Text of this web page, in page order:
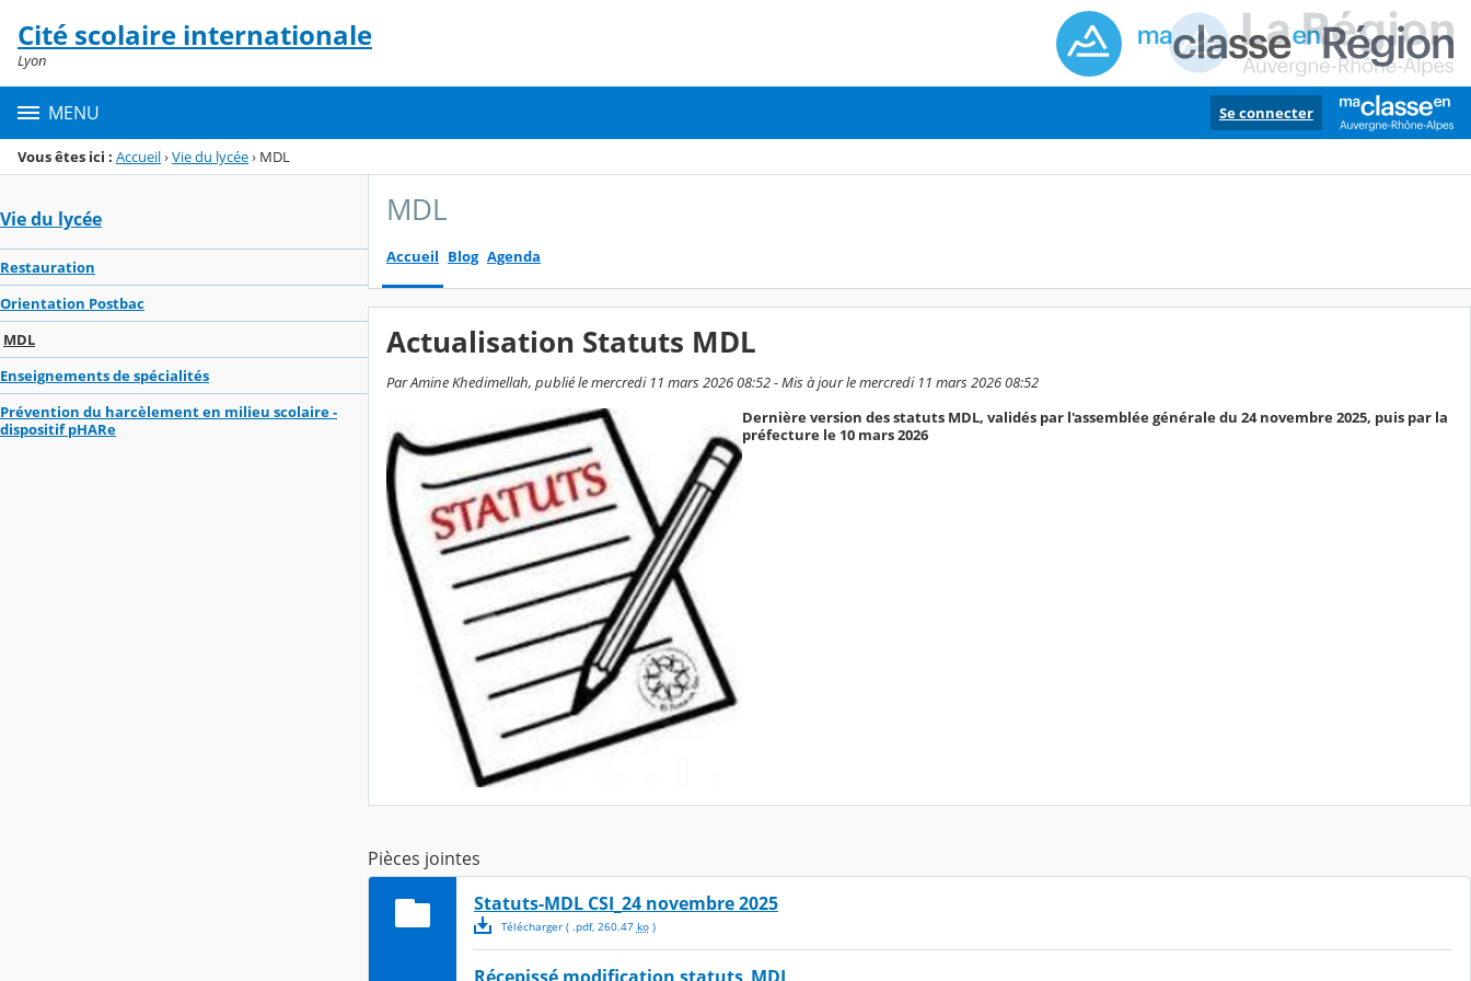
Menu de la rubrique
Contenu
Cité scolaire internationale
Lyon
MENU Se connecter
Vous êtes ici : Accueil›Vie du lycée› MDL
Vie du lycée
Restauration
Orientation Postbac
MDL
Enseignements de spécialités
Prévention du harcèlement en milieu scolaire -
dispositif pHARe
MDL
Accueil Blog Agenda
Actualisation Statuts MDL
Par Amine Khedimellah, publié le mercredi 11 mars 2026 08:52 - Mis à jour le mercredi 11 mars 2026 08:52
Dernière version des statuts MDL, validés par l'assemblée générale du 24 novembre 2025, puis par la
préfecture le 10 mars 2026
Pièces jointes
Statuts-MDL CSI_24 novembre 2025
Télécharger( .pdf, 260.47 ko)